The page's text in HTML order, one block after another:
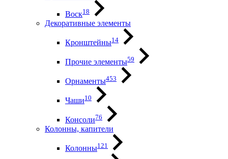
Воск18
Декоративные элементы
Кронштейны14
Прочие элементы59
Орнаменты453
Чаши10
Консоли76
Колонны, капители
Колонны121